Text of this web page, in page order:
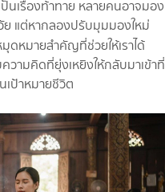
นเรื่องท้าทาย หลายคนอาจมอง
ย แต่หากลองปรับมุมมองใหม่
ดหมายสำคัญที่ช่วยให้เราได้
วามคิดที่ยุ่งเหยิงให้กลับมาเข้าที่
เป้าหมายชีวิต